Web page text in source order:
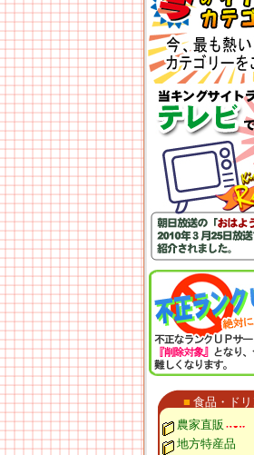
■ 食品・ドリ
農家直販
地方特産品